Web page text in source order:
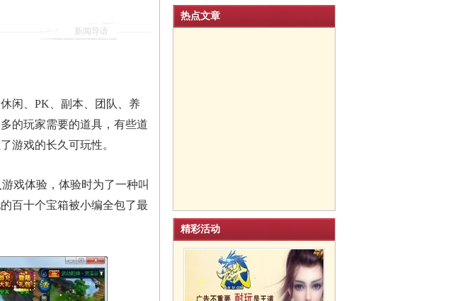
新闻导语
闲、PK、副本、团队、养
的玩家需要的道具，有些道
游戏的长久可玩性。
戏体验，体验时为了一种叫
百十个宝箱被小编全包了最
热点文章
精彩活动